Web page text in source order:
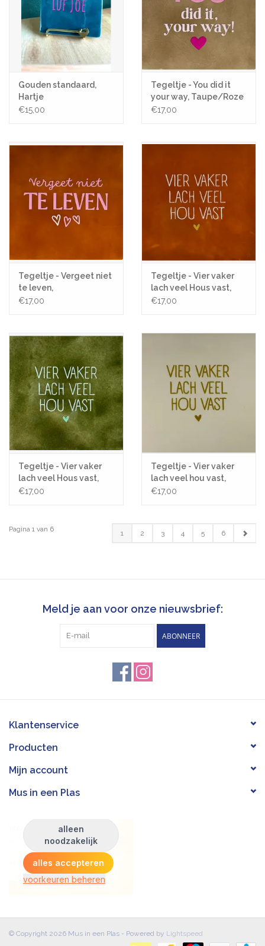
Gouden standaard,
Hartje
€15,00
Tegeltje - You did it
your way, Taupe/Roze
- 10x10
€17,00
Tegeltje - Vergeet niet
te leven,
Terra/Warmroze -
€17,00
Tegeltje - Vier vaker
lach veel Hous vast,
Terra/Crème - 10x10
€17,00
Tegeltje - Vier vaker
lach veel Hous vast,
Olijf/Lichtgroen -
€17,00
Tegeltje - Vier vaker
lach veel hou vast,
Creme/Goud - 10x10
€17,00
Pagina 1 van 6 1 2 3 4 5 6
Meld je aan voor onze nieuwsbrief:
ABONNEER
Klantenservice
Producten
Mijn account
Mus in een Plas
© Copyright 2026 Mus in een Plas - Powered by Lightspeed